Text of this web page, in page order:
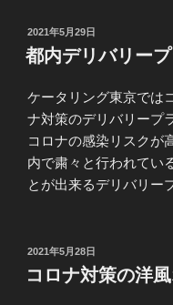
投
稿
日:
2021年5月29日
都内デリバリー
ケータリング東京では
ナ対策のデリバリープ
コロナの感染リスクが
内で粛々と行われてい
とが出来るデリバリー
投
稿
日:
2021年5月28日
コロナ対策の洋